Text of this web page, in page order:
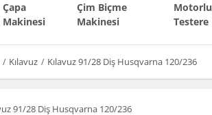
Çapa
Makinesi
Çim Biçme
Makinesi
Motorlu
Testere
Kılavuz Kılavuz 91/28 Diş Husqvarna 120/236